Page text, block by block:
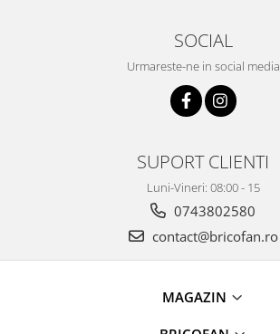
Aparate de spalat cu presiune si
Accesorii aparatele de spalat cu
Articole si accesorii pentru baie
SOCIAL
Urmareste-ne in social media
SUPORT CLIENTI
Luni-Vineri: 08:00 - 15
0743802580
contact@bricofan.ro
MAGAZIN